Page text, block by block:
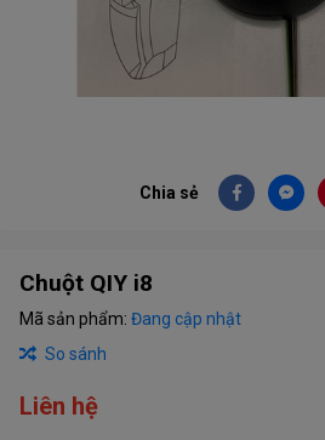
Chia sẻ
Chuột QIY i8
Mã sản phẩm: Đang cập nhật
So sánh
Liên hệ